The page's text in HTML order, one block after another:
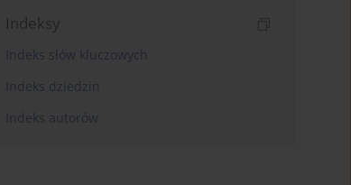
Indeksy
Indeks słów kluczowych
Indeks dziedzin
Indeks autorów